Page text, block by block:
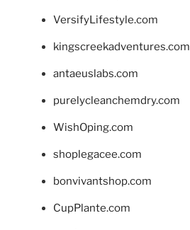
VersifyLifestyle.com
kingscreekadventures.com
antaeuslabs.com
purelycleanchemdry.com
WishOping.com
shoplegacee.com
bonvivantshop.com
CupPlante.com